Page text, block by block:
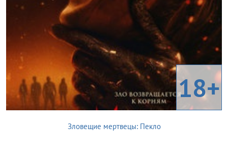
18+
Зловещие мертвецы: Пекло